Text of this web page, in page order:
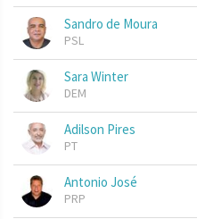
Sandro de Moura
PSL
Sara Winter
DEM
Adilson Pires
PT
Antonio José
PRP